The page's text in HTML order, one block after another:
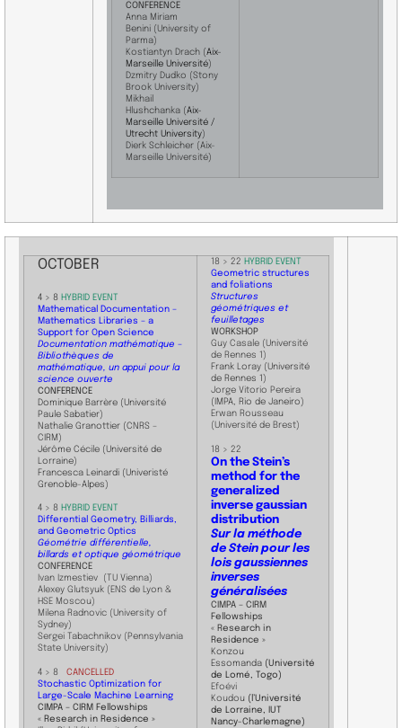
CONFERENCE
Anna Miriam
Benini (University of
Parma)
Kostiantyn Drach (Aix-
Marseille Université)
Dzmitry Dudko (Stony
Brook University)
Mikhail
Hlushchanka (Aix-
Marseille Université /
Utrecht University)
Dierk Schleicher (Aix-
Marseille Université)
OCTOBER
4 > 8 HYBRID EVENT
Mathematical Documentation –
Mathematics Libraries – a
Support for Open Science
Documentation mathématique –
Bibliothèques de
mathématique, un appui pour la
science ouverte
​CONFERENCE
Dominique Barrère (Université
Paule Sabatier)
Nathalie Granottier (CNRS –
CIRM)
Jérôme Cécile (Université de
Lorraine)
Francesca Leinardi (Univeristé
Grenoble-Alpes)
4 > 8 HYBRID EVENT
Differential Geometry, Billiards,
and Geometric Optics
Géométrie différentielle,
billards et optique géométrique
​CONFERENCE
​Ivan Izmestiev (TU Vienna)
Alexey Glutsyuk (ENS de Lyon &
HSE Moscou)
Milena Radnovic (University of
Sydney)
Sergei Tabachnikov (Pennsylvania
State University)
4 > 8 CANCELLED
Stochastic Optimization for
Large-Scale Machine Learning
CIMPA – CIRM Fellowships
« Research in Residence »
18 > 22 HYBRID EVENT
Geometric structures
and foliations
Structures
géométriques et
feuilletages
​WORKSHOP
Guy Casale (Université
de Rennes 1)
Frank Loray (Université
de Rennes 1)
Jorge Vitorio Pereira
(IMPA, Rio de Janeiro)
Erwan Rousseau
(Université de Brest)
18 > 22
On the Stein’s
method for the
generalized
inverse gaussian
distribution
Sur la méthode
de Stein pour les
lois gaussiennes
inverses
généralisées
CIMPA – CIRM
Fellowships
« Research in
Residence »
Konzou
Essomanda (Université
de Lomé, Togo)
Efoévi
Koudou (l’Université
de Lorraine, IUT
Nancy-Charlemagne)